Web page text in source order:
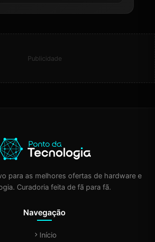
Publicidade
para as melhores ofertas de hardware e
Curadoria feita de fã para fã.
Navegação
Início